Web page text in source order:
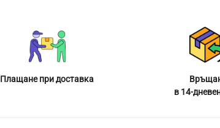
Плащане при доставка
в 14-